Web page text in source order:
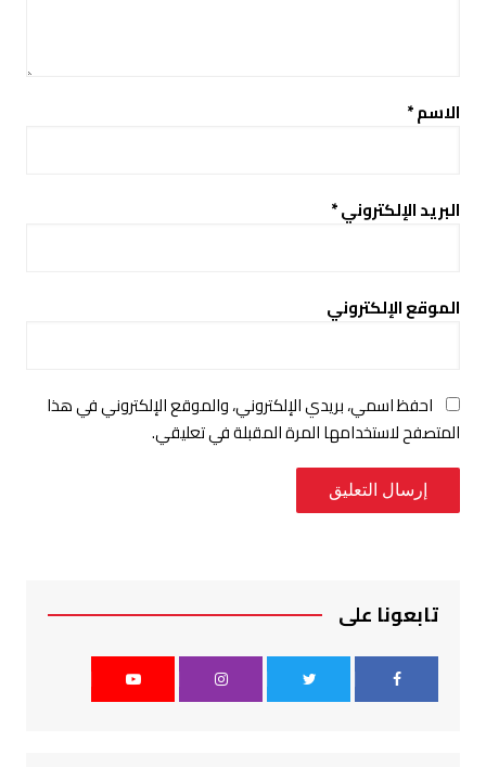
الاسم*
البريد الإلكتروني*
الموقع الإلكتروني
احفظ اسمي، بريدي الإلكتروني، والموقع الإلكتروني في هذا
المتصفح لاستخدامها المرة المقبلة في تعليقي.
تابعونا على